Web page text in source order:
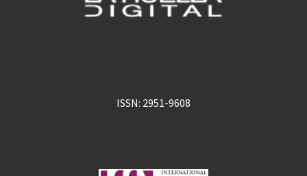
ISSN: 2951-9608